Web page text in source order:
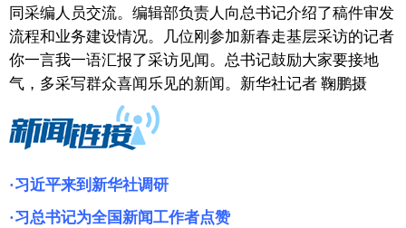
富媒体 摄影 新华广播
新华电视中文 新华电视英文 返回PC
同采编人员交流。编辑部负责人向总书记介绍了稿件审发
流程和业务建设情况。几位刚参加新春走基层采访的记者
你一言我一语汇报了采访见闻。总书记鼓励大家要接地
气，多采写群众喜闻乐见的新闻。新华社记者 鞠鹏摄
·习近平来到新华社调研
·习总书记为全国新闻工作者点赞